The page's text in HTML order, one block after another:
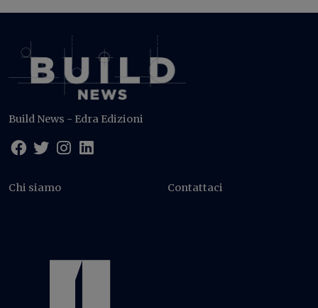
Build News - Edra Edizioni
Chi siamo Contattaci